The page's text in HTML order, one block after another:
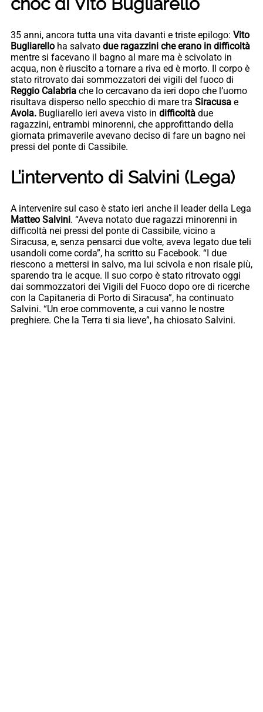
35 anni, ancora tutta una vita davanti e triste epilogo: Vito
Bugliarello ha salvato due ragazzini che erano in difficoltà
mentre si facevano il bagno al mare ma è scivolato in
acqua, non è riuscito a tornare a riva ed è morto. Il corpo è
stato ritrovato dai sommozzatori dei vigili del fuoco di
Reggio Calabria che lo cercavano da ieri dopo che l’uomo
risultava disperso nello specchio di mare tra Siracusa e
Avola. Bugliarello ieri aveva visto in difficoltà due
ragazzini, entrambi minorenni, che approfittando della
giornata primaverile avevano deciso di fare un bagno nei
pressi del ponte di Cassibile.
L’intervento di Salvini (Lega)
A intervenire sul caso è stato ieri anche il leader della Lega
Matteo Salvini. “Aveva notato due ragazzi minorenni in
difficoltà nei pressi del ponte di Cassibile, vicino a
Siracusa, e, senza pensarci due volte, aveva legato due teli
usandoli come corda”, ha scritto su Facebook. “I due
riescono a mettersi in salvo, ma lui scivola e non risale più,
sparendo tra le acque. Il suo corpo è stato ritrovato oggi
dai sommozzatori dei Vigili del Fuoco dopo ore di ricerche
con la Capitaneria di Porto di Siracusa”, ha continuato
Salvini. “Un eroe commovente, a cui vanno le nostre
preghiere. Che la Terra ti sia lieve”, ha chiosato Salvini.